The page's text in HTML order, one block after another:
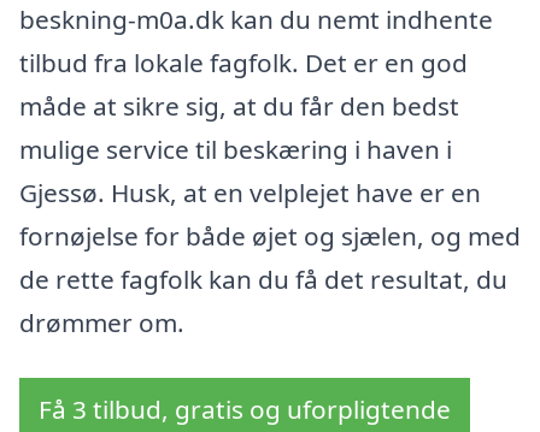
beskning-m0a.dk kan du nemt indhente
tilbud fra lokale fagfolk. Det er en god
måde at sikre sig, at du får den bedst
mulige service til beskæring i haven i
Gjessø. Husk, at en velplejet have er en
fornøjelse for både øjet og sjælen, og med
de rette fagfolk kan du få det resultat, du
drømmer om.
Få 3 tilbud, gratis og uforpligtende